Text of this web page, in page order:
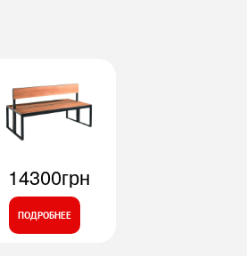
14300грн
ПОДРОБНЕЕ